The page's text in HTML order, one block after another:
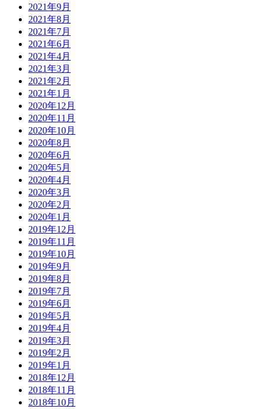
2021年9月
2021年8月
2021年7月
2021年6月
2021年4月
2021年3月
2021年2月
2021年1月
2020年12月
2020年11月
2020年10月
2020年8月
2020年6月
2020年5月
2020年4月
2020年3月
2020年2月
2020年1月
2019年12月
2019年11月
2019年10月
2019年9月
2019年8月
2019年7月
2019年6月
2019年5月
2019年4月
2019年3月
2019年2月
2019年1月
2018年12月
2018年11月
2018年10月